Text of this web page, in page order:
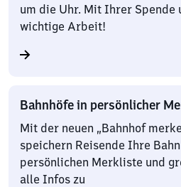
um die Uhr. Mit Ihrer Spende
wichtige Arbeit!
Bahnhöfe in persönlicher
Mit der neuen „Bahnhof
speichern Reisende Ihre
persönlichen Merkliste und
alle Infos zu